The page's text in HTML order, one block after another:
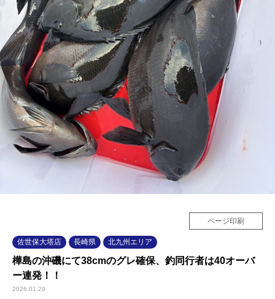
ページ印刷
佐世保大塔店 長崎県 北九州エリア
樺島の沖磯にて38cmのグレ確保、釣同行者は40オーバ
ー連発！！
2026.01.29